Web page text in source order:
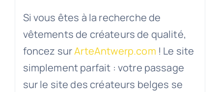
Si vous êtes à la recherche de
vêtements de créateurs de qualité,
foncez surArteAntwerp.com ! Le site
simplement parfait : votre passage
sur le site des créateurs belges se